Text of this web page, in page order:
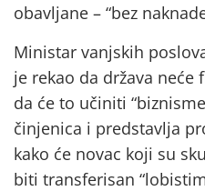
obavljane – “bez
Ministar vanjskih
je rekao da država
da će to učiniti
činjenica i predstavlja
kako će novac koji su
biti transferisan